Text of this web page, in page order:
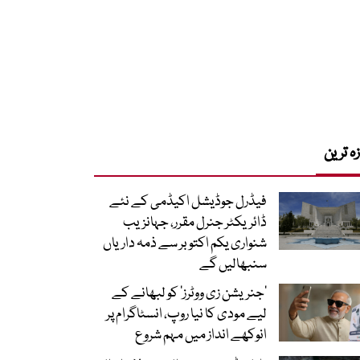
ترین
فیڈرل جوڈیشل اکیڈمی کے نئے
ڈائریکٹر جنرل مقرر، جہانزیب
شنواری یکم اکتوبر سے ذمہ داریاں
سنبھالیں گے
’جنریشن زی ووٹرز‘ کو لبھانے کے
لیے مودی کا نیا روپ، انسٹاگرام پر
انوکھے انداز میں مہم شروع